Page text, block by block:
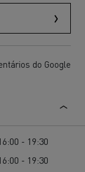
do Google
- 19:30
- 19:30